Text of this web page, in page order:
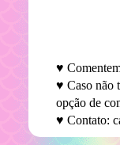
♥
♥ Caso não
opção de
♥ Contato: